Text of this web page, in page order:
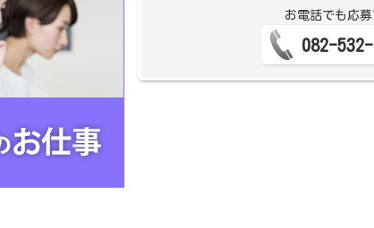
お電話でも応募
082-